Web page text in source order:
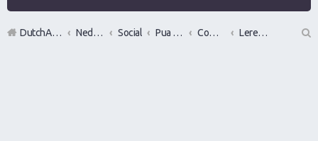
DutchAttraction.nl Nederlands grootste Dutch Attraction, Lifestyle, Vrouwen versieren en Pick-Up (PUA) Forum Social Pua evenementen Commerciële bedrijven / Reviews van versier workshops en pick up bootcamps
LerenVersieren.nl